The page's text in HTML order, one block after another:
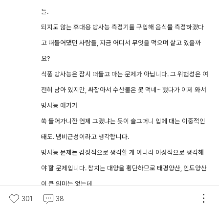
들.
되지도 않는 휴대용 방사능 측정기를 구입해 음식물 측정하겠다
고 떠들어댔던 사람들, 지금 어디서 무엇을 먹으며 살고 있을까
요?
식품 방사능은 잠시 떠들고 마는 문제가 아닙니다. 그 위험성은 여
전히 남아 있지만, 싸잡아서 수산물은 못 먹네~ 했다가 이제 와서
방사능 얘기가
쑥 들어가니깐 언제 그랬냐는 듯이 슬그머니 입에 대는 이중적인
태도. 냄비근성이라고 생각합니다.
방사능 문제는 감정적으로 생각할 게 아니라 이성적으로 생각해
야 할 문제입니다. 참치는 대양을 횡단하므로 태평양산, 인도양산
이 큰 의미는 없는데
이들 생선이 가지는 방사선량이 미량이나마 있다 해도 우리가 평
301 38